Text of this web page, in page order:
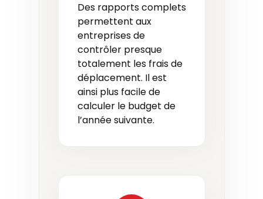
Des rapports complets
permettent aux
entreprises de
contrôler presque
totalement les frais de
déplacement. Il est
ainsi plus facile de
calculer le budget de
l’année suivante.